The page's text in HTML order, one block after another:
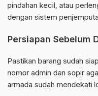
pindahan kecil, atau
dengan sistem
Persiapan Sebelum
Pastikan barang sudah
nomor admin dan sopir
armada sudah mendekati